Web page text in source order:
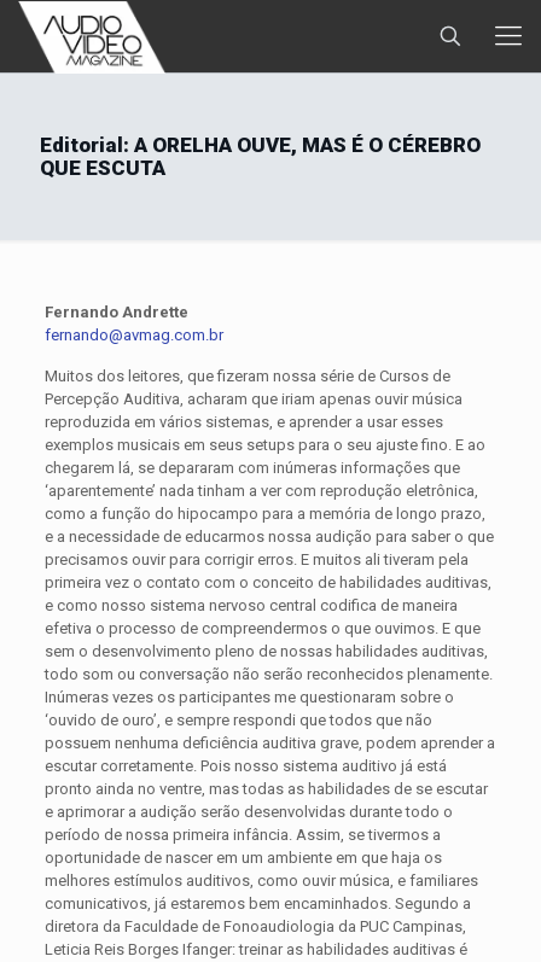
Editorial: A ORELHA OUVE, MAS É O CÉREBRO
QUE ESCUTA
Fernando Andrette
fernando@avmag.com.br
Muitos dos leitores, que fizeram nossa série de Cursos de
Percepção Auditiva, acharam que iriam apenas ouvir música
reproduzida em vários sistemas, e aprender a usar esses
exemplos musicais em seus setups para o seu ajuste fino. E ao
chegarem lá, se depararam com inúmeras informações que
‘aparentemente’ nada tinham a ver com reprodução eletrônica,
como a função do hipocampo para a memória de longo prazo,
e a necessidade de educarmos nossa audição para saber o que
precisamos ouvir para corrigir erros. E muitos ali tiveram pela
primeira vez o contato com o conceito de habilidades auditivas,
e como nosso sistema nervoso central codifica de maneira
efetiva o processo de compreendermos o que ouvimos. E que
sem o desenvolvimento pleno de nossas habilidades auditivas,
todo som ou conversação não serão reconhecidos plenamente.
Inúmeras vezes os participantes me questionaram sobre o
‘ouvido de ouro’, e sempre respondi que todos que não
possuem nenhuma deficiência auditiva grave, podem aprender a
escutar corretamente. Pois nosso sistema auditivo já está
pronto ainda no ventre, mas todas as habilidades de se escutar
e aprimorar a audição serão desenvolvidas durante todo o
período de nossa primeira infância. Assim, se tivermos a
oportunidade de nascer em um ambiente em que haja os
melhores estímulos auditivos, como ouvir música, e familiares
comunicativos, já estaremos bem encaminhados. Segundo a
diretora da Faculdade de Fonoaudiologia da PUC Campinas,
Leticia Reis Borges Ifanger: treinar as habilidades auditivas é